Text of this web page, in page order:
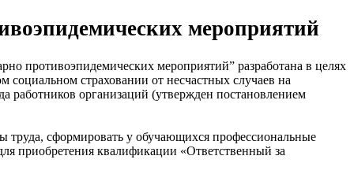
мероприятий
противоэпидемических мероприятий” разработана в целях
социальном страховании от несчастных случаев на
работников организаций (утвержден постановлением
труда, сформировать у обучающихся профессиональные
приобретения квалификации «Ответственный за